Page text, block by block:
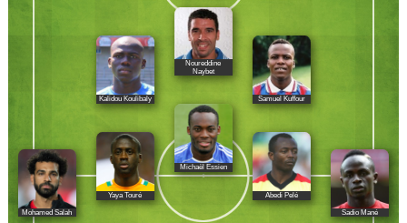
Kalidou Koulibaly
Noureddine
Naybet
Samuel Kuffour
Michaël Essien
Mohamed Salah Sadio Mané
Yaya Touré Abedi Pelé